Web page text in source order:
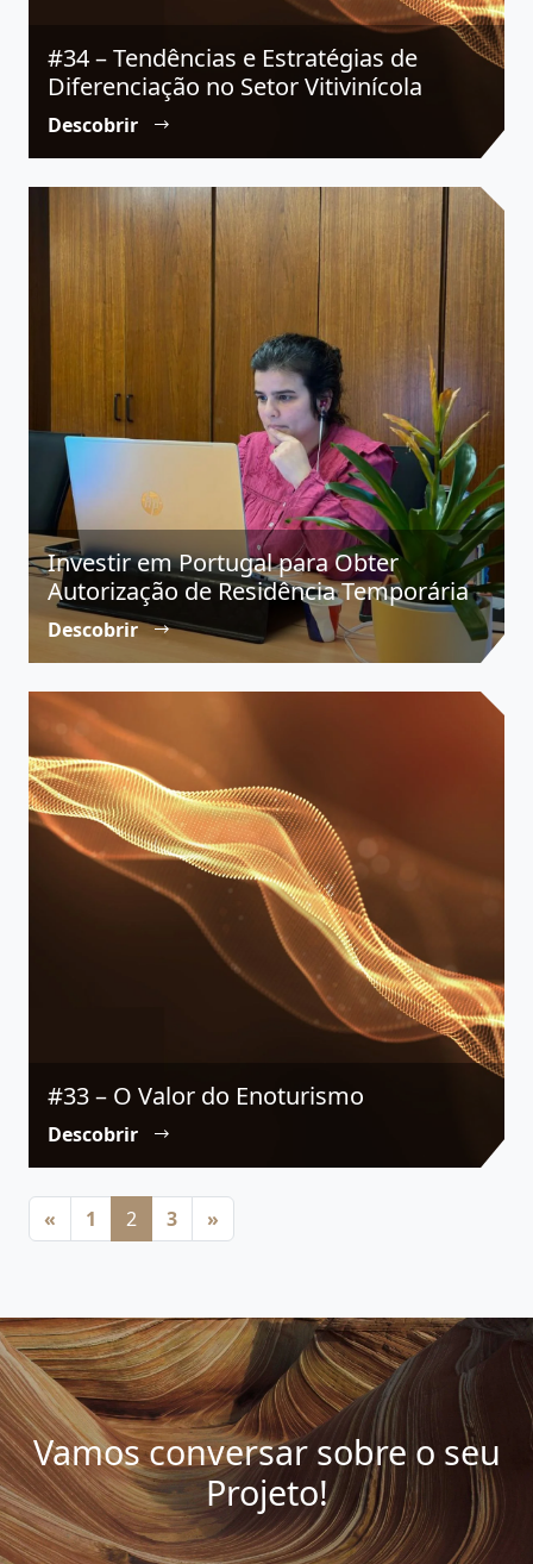
#34 – Tendências e Estratégias de
Diferenciação no Setor Vitivinícola
Descobrir
Investir em Portugal para Obter
Autorização de Residência Temporária
Descobrir
#33 – O Valor do Enoturismo
Descobrir
Posts navigation
« 1 2 3 »
Vamos conversar sobre o seu
Projeto!